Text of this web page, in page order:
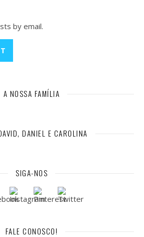
by email.
A NOSSA FAMÍLIA
DANIEL E CAROLINA
SIGA-NOS
FALE CONOSCO!